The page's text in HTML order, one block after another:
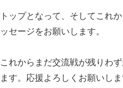
ップとなって、そしてこれ
セージをお願いします。
れからまだ交流戦が残りわ
す。応援よろしくお願いしま